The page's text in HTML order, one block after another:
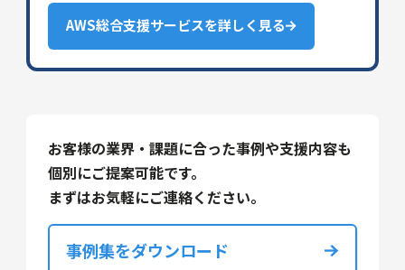
AWS総合支援サービスを詳しく見る
お客様の業界・課題に合った事例や支援内容も
個別にご提案可能です。
まずはお気軽にご連絡ください。
事例集をダウンロード